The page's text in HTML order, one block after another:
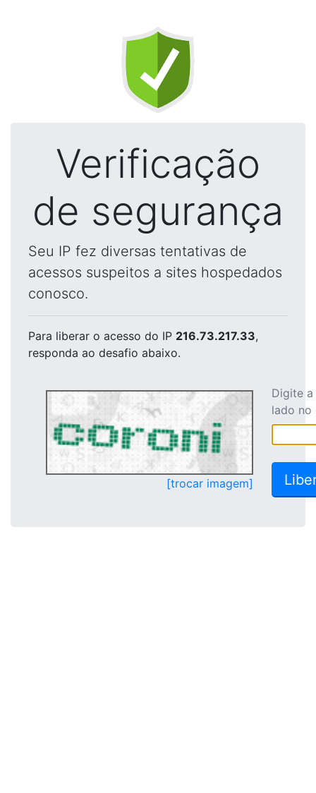
Verificação
de segurança
Seu IP fez diversas tentativas de
acessos suspeitos a sites hospedados
conosco.
Para liberar o acesso do IP 216.73.217.33,
responda ao desafio abaixo.
[trocar imagem]
Digite
lado no